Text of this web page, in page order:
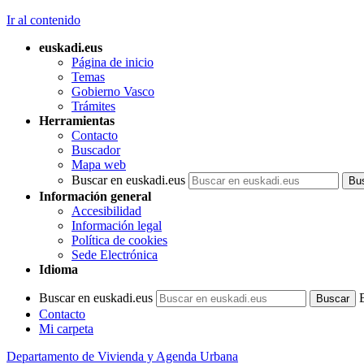
Ir al contenido
euskadi.eus
Página de inicio
Temas
Gobierno Vasco
Trámites
Herramientas
Contacto
Buscador
Mapa web
Buscar en euskadi.eus
Información general
Accesibilidad
Información legal
Política de cookies
Sede Electrónica
Idioma
Buscar en euskadi.eus
Contacto
Mi carpeta
Departamento de Vivienda y Agenda Urbana